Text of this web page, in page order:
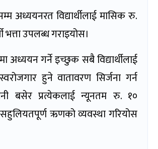
अध्ययनरत विद्यार्थीलाई मासिक रु.
भत्ता उपलब्ध गराइयोस।
गर्ने इच्छुक सबै विद्यार्थीलाई
हुने वातावरण सिर्जना गर्न
बसेर प्रत्येकलाई न्यूनतम रु. १०
ऋणको व्यवस्था गरियोस